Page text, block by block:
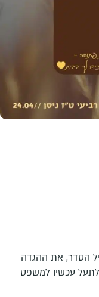
הסדר, את ההגדה
עכשיו למשפט